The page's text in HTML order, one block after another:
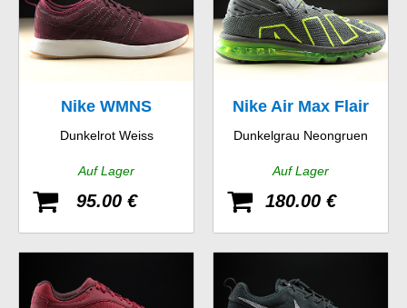
Nike WMNS
Dualtone Racer SE
Dunkelrot Weiss
Auf Lager
95.00 €
Nike Air Max Flair
Dunkelgrau Neongruen
Auf Lager
180.00 €